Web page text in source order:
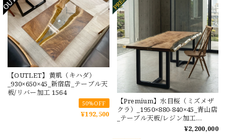
【OUTLET】黄肌（キハダ）
_930×650×45_新宿店_テーブル天
板/リバー加工 1564
50%OFF
¥192,500
【Premium】水目桜（ミズメザ
クラ）_1950×880-840×45_青山店
_テーブル天板/レジン加工
¥2,200,000